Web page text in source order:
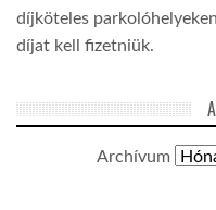
díjköteles
díjat kell fizetniük.
Archívum